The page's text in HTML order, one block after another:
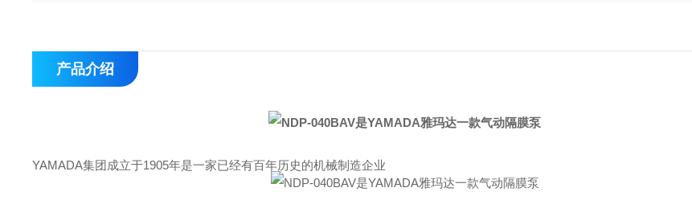
产品介绍
YAMADA集团成立于1905年是一家已经有百年历史的机械制造企业